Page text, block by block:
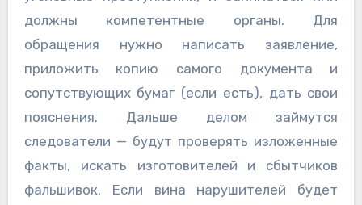
должны компетентные органы. Для
обращения нужно написать заявление,
приложить копию самого документа и
сопутствующих бумаг (если есть), дать свои
пояснения. Дальше делом займутся
следователи — будут проверять изложенные
факты, искать изготовителей и сбытчиков
фальшивок. Если вина нарушителей будет